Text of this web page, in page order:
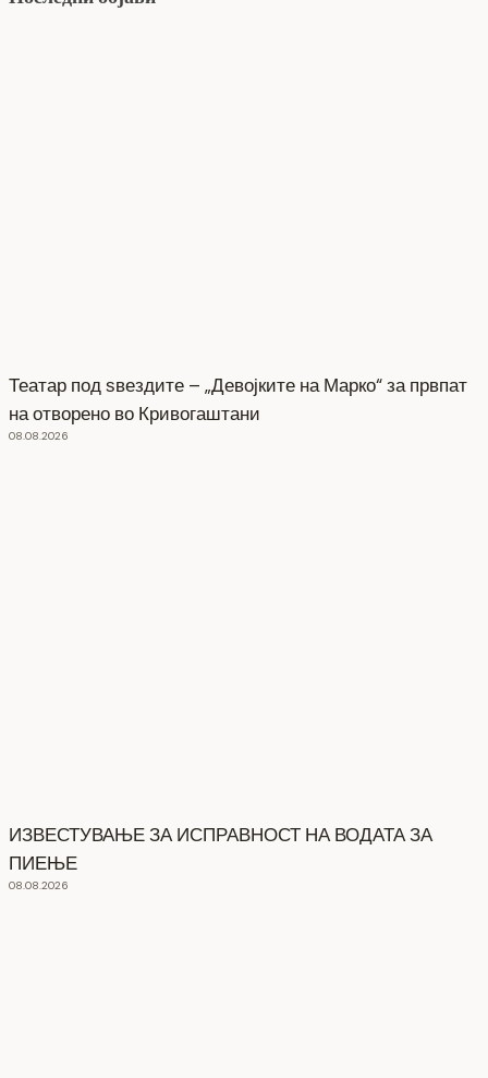
Театар под ѕвездите – „Девојките на Марко“ за првпат
на отворено во Кривогаштани
08.08.2026
ИЗВЕСТУВАЊЕ ЗА ИСПРАВНОСТ НА ВОДАТА ЗА
ПИЕЊЕ
08.08.2026